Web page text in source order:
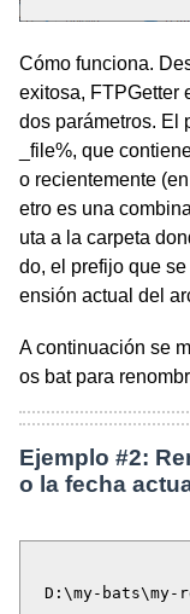
Cómo funciona.
exitosa, FTPGetter
dos parámetros. El
_file%, que
o recientemente
etro es una
uta a la carpeta
do, el prefijo que
ensión actual del
A continuación se
os bat para
Ejemplo #2:
o la fecha
D:\my-bats\my-